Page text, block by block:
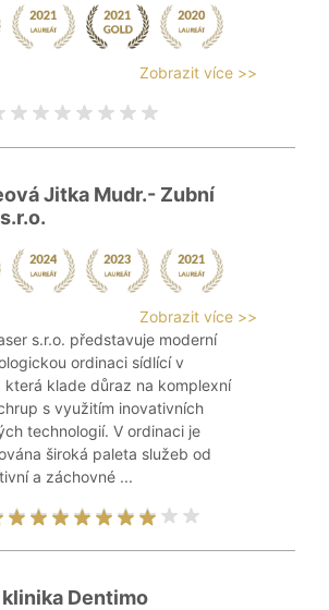
Zobrazit více >>
Jitka Mudr.- Zubní
Zobrazit více >>
s.r.o. představuje moderní
ordinaci sídlící v
která klade důraz na komplexní
s využitím inovativních
technologií. V ordinaci je
široká paleta služeb od
a záchovné ...
Dentimo